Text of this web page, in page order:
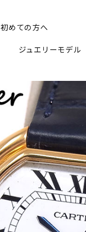
初めての方へ
ジュエリーモデル